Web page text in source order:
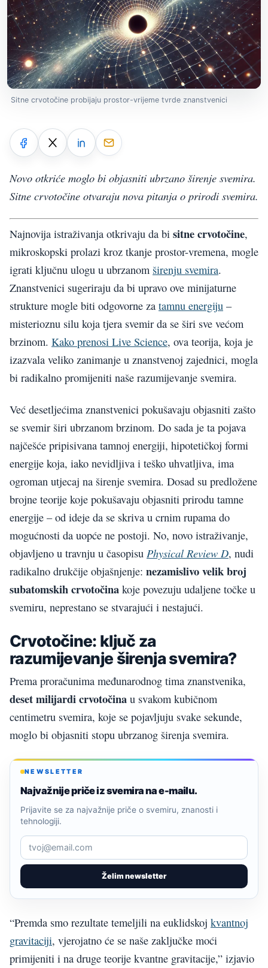
Sitne crvotočine probijaju prostor-vrijeme tvrde znanstvenici
Novo otkriće moglo bi objasniti ubrzano širenje svemira.
Sitne crvotočine otvaraju nova pitanja o prirodi svemira.
Najnovija istraživanja otkrivaju da bi sitne crvotočine,
mikroskopski prolazi kroz tkanje prostor-vremena, mogle
igrati ključnu ulogu u ubrzanom širenju svemira.
Znanstvenici sugeriraju da bi upravo ove minijaturne
strukture mogle biti odgovorne za tamnu energiju –
misterioznu silu koja tjera svemir da se širi sve većom
brzinom. Kako prenosi Live Science, ova teorija, koja je
izazvala veliko zanimanje u znanstvenoj zajednici, mogla
bi radikalno promijeniti naše razumijevanje svemira.
Već desetljećima znanstvenici pokušavaju objasniti zašto
se svemir širi ubrzanom brzinom. Do sada je ta pojava
najčešće pripisivana tamnoj energiji, hipotetičkoj formi
energije koja, iako nevidljiva i teško uhvatljiva, ima
ogroman utjecaj na širenje svemira. Dosad su predložene
brojne teorije koje pokušavaju objasniti prirodu tamne
energije – od ideje da se skriva u crnim rupama do
mogućnosti da uopće ne postoji. No, novo istraživanje,
objavljeno u travnju u časopisu Physical Review D, nudi
radikalno drukčije objašnjenje: nezamislivo velik broj
subatomskih crvotočina koje povezuju udaljene točke u
svemiru, neprestano se stvarajući i nestajući.
Crvotočine: ključ za
razumijevanje širenja svemira?
Prema proračunima međunarodnog tima znanstvenika,
deset milijardi crvotočina u svakom kubičnom
centimetru svemira, koje se pojavljuju svake sekunde,
moglo bi objasniti stopu ubrzanog širenja svemira.
NEWSLETTER
Najvažnije priče iz svemira na e-mailu.
Želim newsletter
Prijavite se za najvažnije priče o svemiru, znanosti i
tehnologiji.
“Premda smo rezultate temeljili na euklidskoj kvantnoj
gravitaciji, vjerojatno će se naše zaključke moći
primijeniti i na druge teorije kvantne gravitacije,” izjavio